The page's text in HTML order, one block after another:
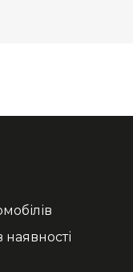
наявності